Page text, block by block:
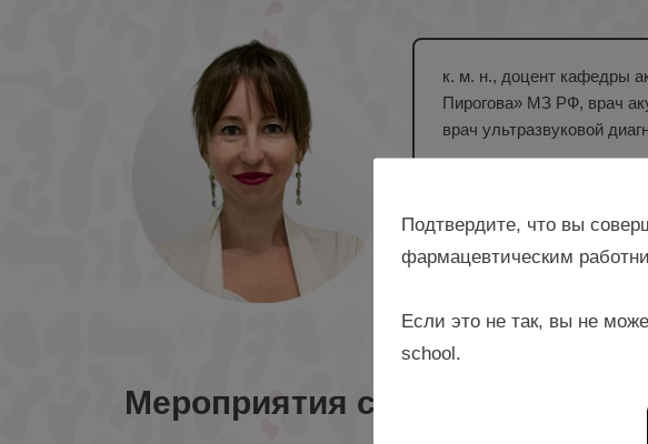
к. м. н., доцент кафедры
Пирогова» МЗ РФ, врач
врач ультразвуковой
Мероприятия с лектором
Подтвердите, что вы
фармацевтическим
Если это не так, вы не
school.